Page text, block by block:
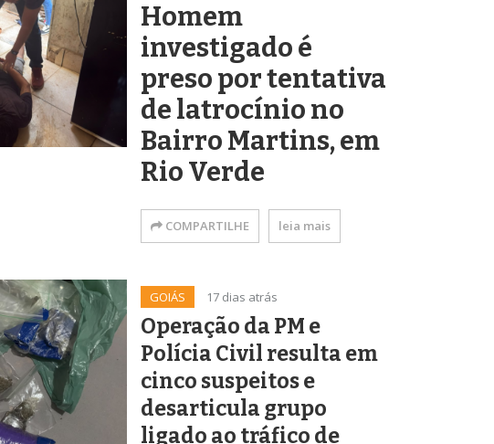
Homem
investigado é
preso por tentativa
de latrocínio no
Bairro Martins, em
Rio Verde
COMPARTILHE leia mais
GOIÁS 17 dias atrás
Operação da PM e
Polícia Civil resulta em
cinco suspeitos e
desarticula grupo
ligado ao tráfico de